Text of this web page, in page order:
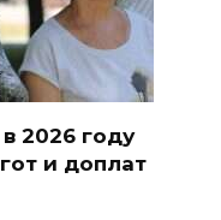
2026 году
и доплат